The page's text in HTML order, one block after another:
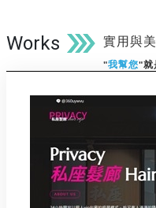
Works 實用與
"我幫您"就